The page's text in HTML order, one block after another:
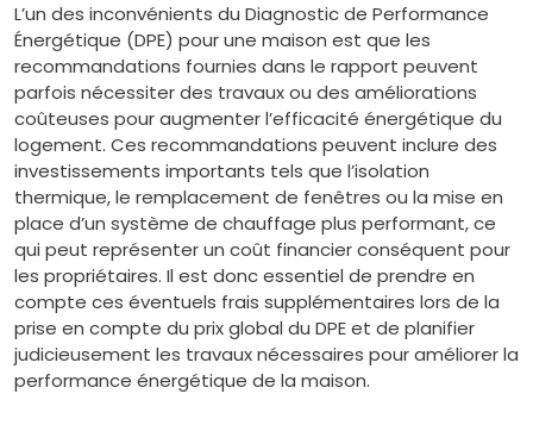
L’un des inconvénients du Diagnostic de Performance
Énergétique (DPE) pour une maison est que les
recommandations fournies dans le rapport peuvent
parfois nécessiter des travaux ou des améliorations
coûteuses pour augmenter l’efficacité énergétique du
logement. Ces recommandations peuvent inclure des
investissements importants tels que l’isolation
thermique, le remplacement de fenêtres ou la mise en
place d’un système de chauffage plus performant, ce
qui peut représenter un coût financier conséquent pour
les propriétaires. Il est donc essentiel de prendre en
compte ces éventuels frais supplémentaires lors de la
prise en compte du prix global du DPE et de planifier
judicieusement les travaux nécessaires pour améliorer la
performance énergétique de la maison.